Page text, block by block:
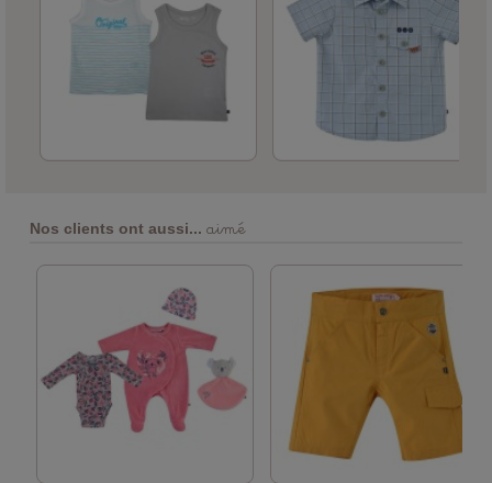
Nos clients ont aussi... aimé